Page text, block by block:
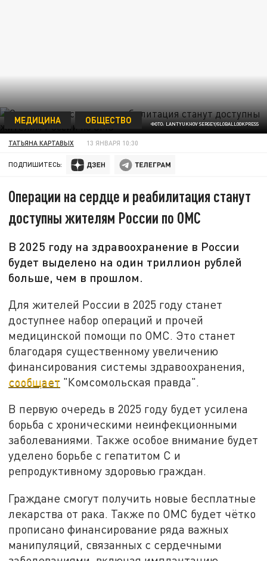
ФОТО: LANTYUKHOV SERGEY/GLOBALLOOKPRESS
МЕДИЦИНА ОБЩЕСТВО
ТАТЬЯНА КАРТАВЫХ 13 ЯНВАРЯ 10:30
ПОДПИШИТЕСЬ:
Операции на сердце и реабилитация станут
доступны жителям России по ОМС
В 2025 году на здравоохранение в России
будет выделено на один триллион рублей
больше, чем в прошлом.
Для жителей России в 2025 году станет
доступнее набор операций и прочей
медицинской помощи по ОМС. Это станет
благодаря существенному увеличению
финансирования системы здравоохранения,
сообщает "Комсомольская правда".
В первую очередь в 2025 году будет усилена
борьба с хроническими неинфекционными
заболеваниями. Также особое внимание будет
уделено борьбе с гепатитом С и
репродуктивному здоровью граждан.
Граждане смогут получить новые бесплатные
лекарства от рака. Также по ОМС будет чётко
прописано финансирование ряда важных
манипуляций, связанных с сердечными